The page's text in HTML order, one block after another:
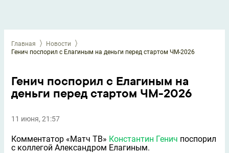
Главная
Новости
Генич поспорил с Елагиным на деньги перед стартом ЧМ-2026
Генич поспорил с Елагиным на
деньги перед стартом ЧМ-2026
11 июня, 21:57
Комментатор «Матч ТВ» Константин Генич поспорил
с коллегой Александром Елагиным.